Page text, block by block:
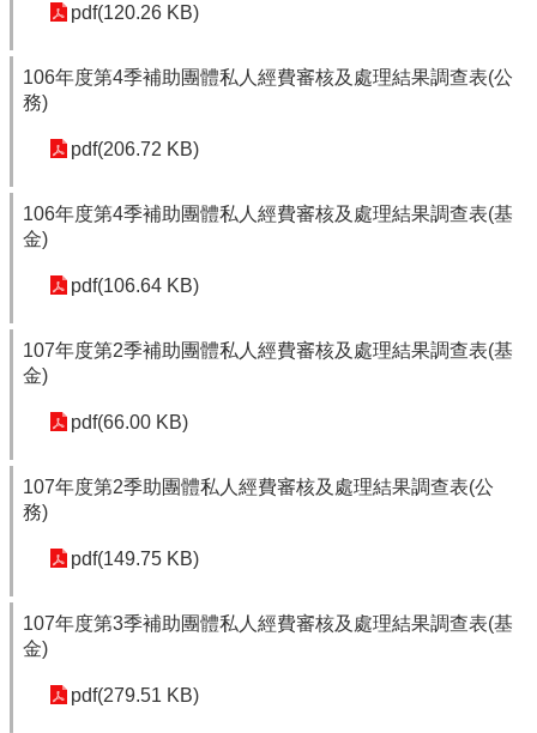
pdf(120.26 KB)
106年度第4季補助團體私人經費審核及處理結果調查表(公
務)
pdf(206.72 KB)
106年度第4季補助團體私人經費審核及處理結果調查表(基
金)
pdf(106.64 KB)
107年度第2季補助團體私人經費審核及處理結果調查表(基
金)
pdf(66.00 KB)
107年度第2季助團體私人經費審核及處理結果調查表(公
務)
pdf(149.75 KB)
107年度第3季補助團體私人經費審核及處理結果調查表(基
金)
pdf(279.51 KB)